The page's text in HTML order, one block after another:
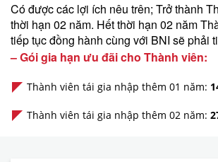
Có được các lợi ích nêu trên; Trở thành
thời hạn 02 năm. Hết thời hạn 02 năm
tiếp tục đồng hành cùng với BNI sẽ phải
– Gói gia hạn ưu đãi cho Thành viên:
Thành viên tái gia nhập thêm 01 năm:
Thành viên tái gia nhập thêm 02 năm: